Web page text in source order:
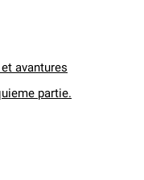
avantures
partie.